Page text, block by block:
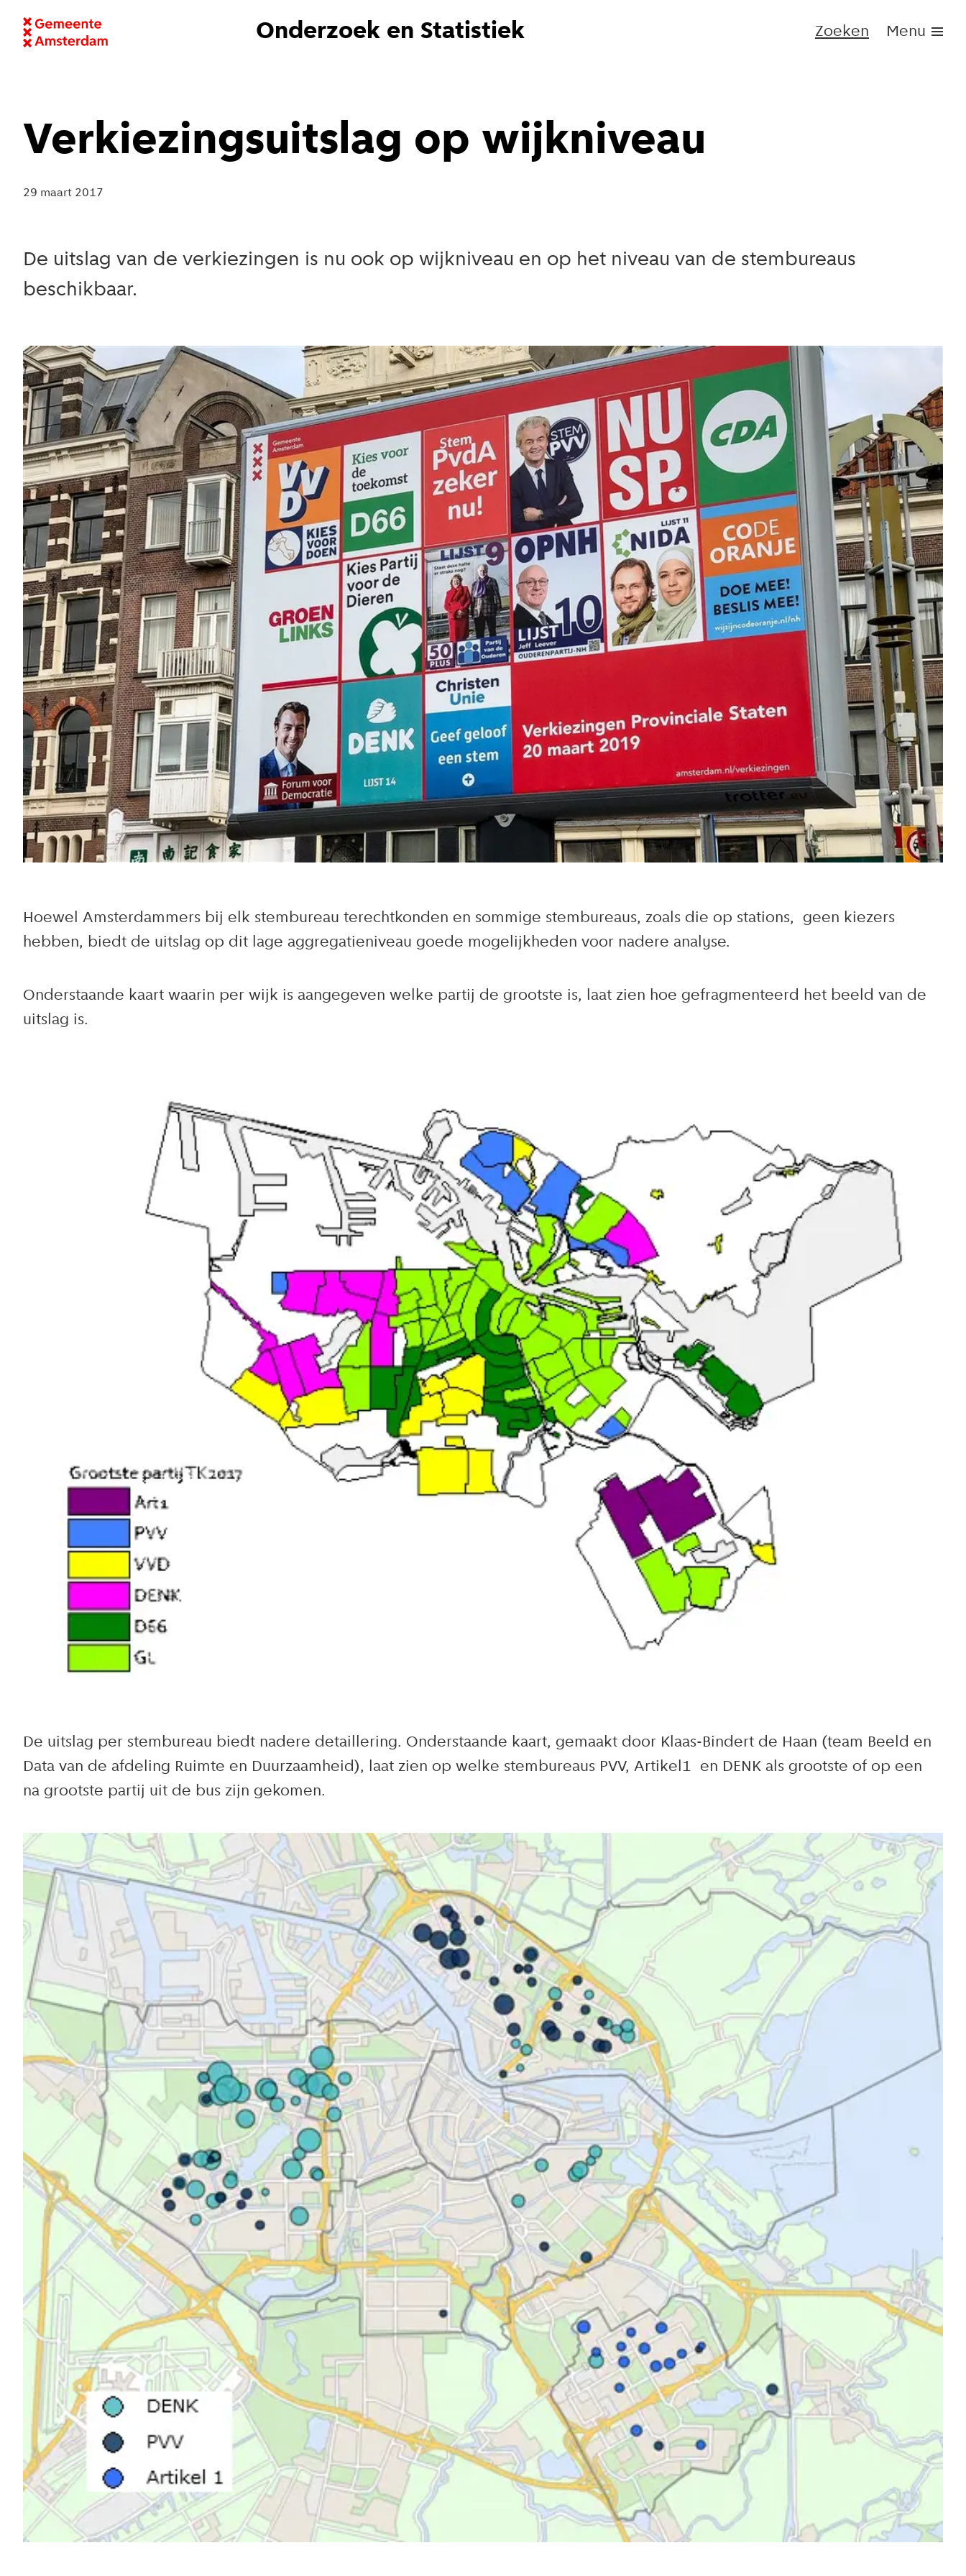
Onderzoek en Statistiek Zoeken Menu
Verkiezingsuitslag op wijkniveau
29 maart 2017
De uitslag van de verkiezingen is nu ook op wijkniveau en op het niveau van de stembureaus
beschikbaar.
Hoewel Amsterdammers bij elk stembureau terechtkonden en sommige stembureaus, zoals die op stations, geen kiezers
hebben, biedt de uitslag op dit lage aggregatieniveau goede mogelijkheden voor nadere analyse.
Onderstaande kaart waarin per wijk is aangegeven welke partij de grootste is, laat zien hoe gefragmenteerd het beeld van de
uitslag is.
De uitslag per stembureau biedt nadere detaillering. Onderstaande kaart, gemaakt door Klaas-Bindert de Haan (team Beeld en
Data van de afdeling Ruimte en Duurzaamheid), laat zien op welke stembureaus PVV, Artikel1 en DENK als grootste of op een
na grootste partij uit de bus zijn gekomen.